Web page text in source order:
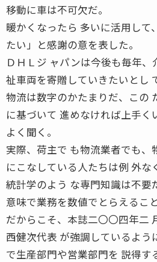
移動に車は不可欠だ。
暖かくなったら 多いに活用して
たい」と感謝の意を表した。
ＤＨＬジ ャパンは今後も毎年
祉車両を寄贈していきたいとし
物流は数字のかたまりだ、この
に基づいて 進めなければ上手く
よく聞く。
実際、荷主で も物流業者でも、
にこなしている人たちは例 外な
統計学のよう な専門知識は不要
意味で業務を数値でとらえるこ
だからこそ、本誌二〇〇四年二
西健次代表 が強調しているよう
で生産部門や営業部門を 説得す